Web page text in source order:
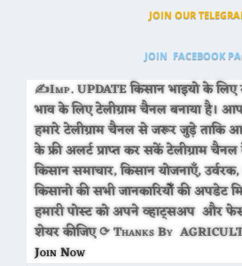
JOIN OUR
JOIN FACEBOOK
✍Imp. UPDATE किसान भाइयो के
भाव के लिए टेलीग्राम चैनल बनाया है।
हमारे टेलीग्राम चैनल से जरूर जुड़े ताकि
के फ्री अलर्ट प्राप्त कर सकें टेलीग्राम
किसान समाचार, किसान योजनाएँ,
किसानो की सभी जानकारियोँ की
हमारी पोस्ट को अपने व्हाट्सअप और
शेयर कीजिए ⟳ Thanks By
Join Now